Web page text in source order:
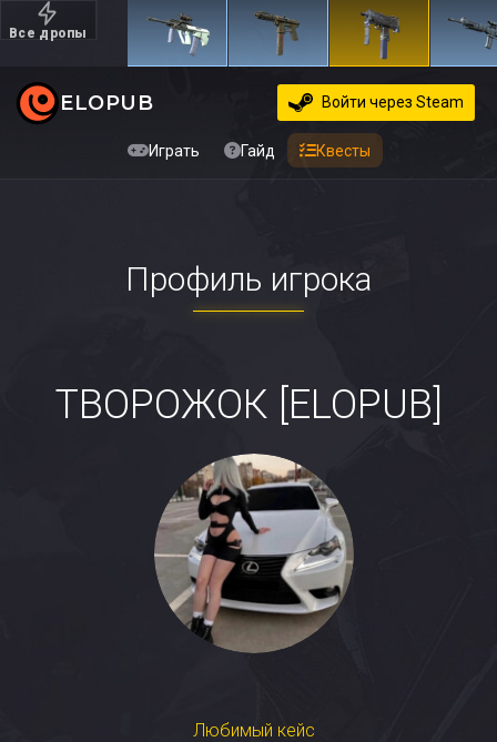
Все дропы
Дорогие
ELOPUB
Играть Гайд Квесты
Войти через Steam
Профиль игрока
ТВОРОЖОК [ELOPUB]
Любимый кейс